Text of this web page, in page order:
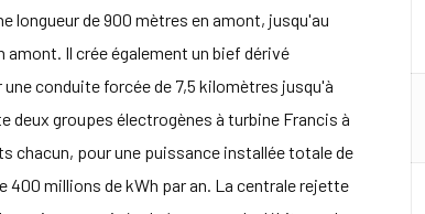
longueur de 900 mètres en amont, jusqu'au
amont. Il crée également un bief dérivé
une conduite forcée de 7,5 kilomètres jusqu'à
deux groupes électrogènes à turbine Francis à
chacun, pour une puissance installée totale de
millions de kWh par an. La centrale rejette